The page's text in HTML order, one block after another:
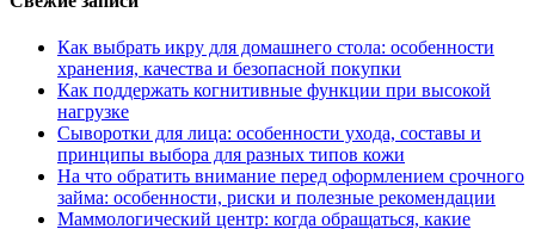
Как выбрать икру для домашнего стола: особенности
хранения, качества и безопасной покупки
Как поддержать когнитивные функции при высокой
нагрузке
Сыворотки для лица: особенности ухода, составы и
принципы выбора для разных типов кожи
На что обратить внимание перед оформлением срочного
займа: особенности, риски и полезные рекомендации
Маммологический центр: когда обращаться, какие